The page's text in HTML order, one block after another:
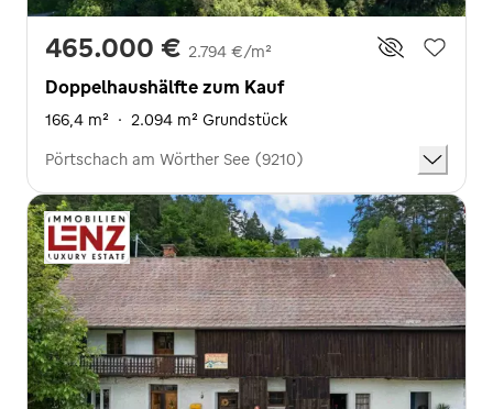
465.000 € 2.794 €/m²
Doppelhaushälfte zum Kauf
166,4 m² · 2.094 m² Grundstück
Pörtschach am Wörther See (9210)